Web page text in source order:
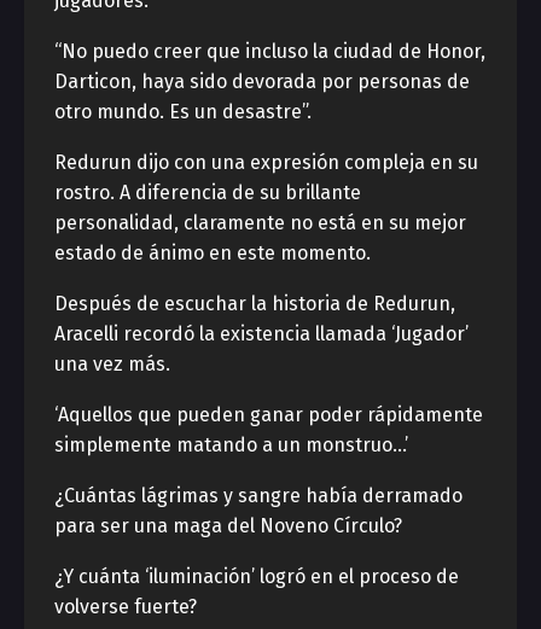
“No puedo creer que incluso la ciudad de Honor,
Darticon, haya sido devorada por personas de
otro mundo. Es un desastre”.
Redurun dijo con una expresión compleja en su
rostro. A diferencia de su brillante
personalidad, claramente no está en su mejor
estado de ánimo en este momento.
Después de escuchar la historia de Redurun,
Aracelli recordó la existencia llamada ‘Jugador’
una vez más.
‘Aquellos que pueden ganar poder rápidamente
simplemente matando a un monstruo…’
¿Cuántas lágrimas y sangre había derramado
para ser una maga del Noveno Círculo?
¿Y cuánta ‘iluminación’ logró en el proceso de
volverse fuerte?